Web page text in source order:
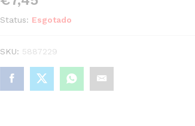
Status: Esgotado
SKU: 5887229